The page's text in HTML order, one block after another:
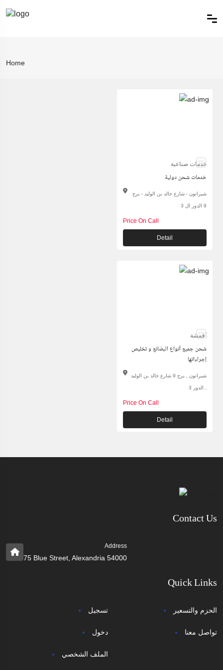
Home
خدمات صناعية
خدمات شحن دولية
شيراتون - شارع خالد بن الوليد - برج
9 الدور ال 3
Price On Call
Detail
أقمشة
شحن جميع أنواع البضائع و تخليص
إجراءاتها
شيراتون , برج 9 شارع خالد بن الوليد
, الدور 3
Price On Call
Detail
Contact Us
Address
75 Blue Street, Alexandria 54000
Quick Links
تسجيل
دخول
الملف الشخصي
الحزم والتسعير
تواصل معنا